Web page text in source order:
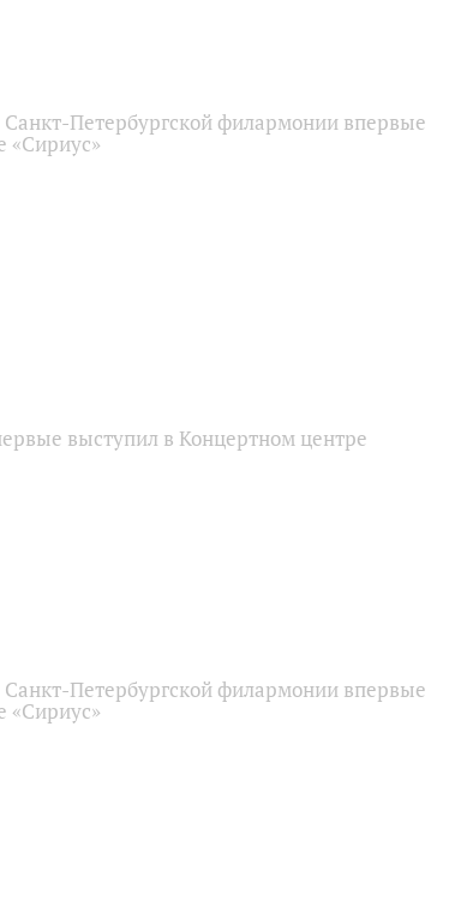
Петербургской филармонии впервые
«Сириус»
выступил в Концертном центре
Петербургской филармонии впервые
«Сириус»